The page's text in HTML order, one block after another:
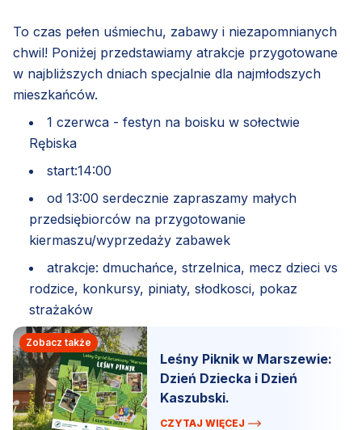
To czas pełen uśmiechu, zabawy i niezapomnianych
chwil! Poniżej przedstawiamy atrakcje przygotowane
w najbliższych dniach specjalnie dla najmłodszych
mieszkańców.
1 czerwca - festyn na boisku w sołectwie
Rębiska
start:14:00
od 13:00 serdecznie zapraszamy małych
przedsiębiorców na przygotowanie
kiermaszu/wyprzedaży zabawek
atrakcje: dmuchańce, strzelnica, mecz dzieci vs
rodzice, konkursy, piniaty, słodkosci, pokaz
strażaków
Zobacz także
Leśny Piknik w Marszewie:
Dzień Dziecka i Dzień
Kaszubski.
CZYTAJ WIĘCEJ